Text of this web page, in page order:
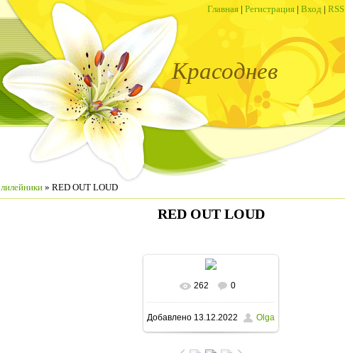
Главная | Регистрация | Вход | RSS
Красоднев
лилейники » RED OUT LOUD
RED OUT LOUD
В реальном размере
750x1000/ 217.8Kb
262 0
Добавлено 13.12.2022 Olga